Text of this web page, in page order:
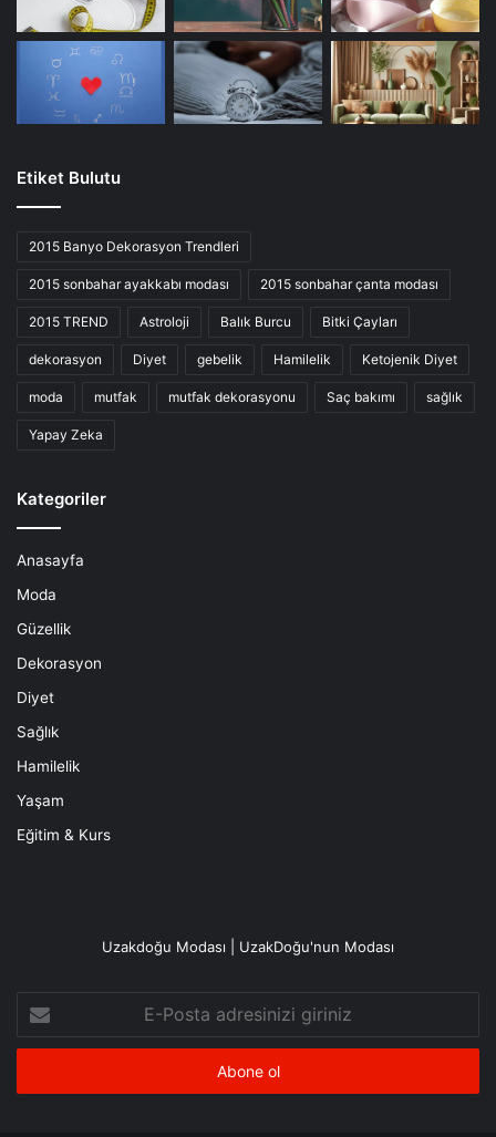
Etiket Bulutu
2015 Banyo Dekorasyon Trendleri
2015 sonbahar ayakkabı modası 2015 sonbahar çanta modası
2015 TREND Astroloji Balık Burcu Bitki Çayları
dekorasyon Diyet gebelik Hamilelik Ketojenik Diyet
moda mutfak mutfak dekorasyonu Saç bakımı sağlık
Yapay Zeka
Kategoriler
Anasayfa
Moda
Güzellik
Dekorasyon
Diyet
Sağlık
Hamilelik
Yaşam
Eğitim & Kurs
Uzakdoğu Modası | UzakDoğu'nun Modası
Posta
adresinizi